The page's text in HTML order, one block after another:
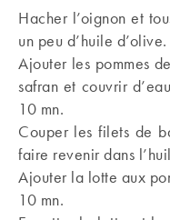
Hacher l’oignon et
un peu d’huile d’olive.
Ajouter les pommes
safran et couvrir
10 mn.
Couper les filets de
faire revenir dans
Ajouter la lotte aux
10 mn.